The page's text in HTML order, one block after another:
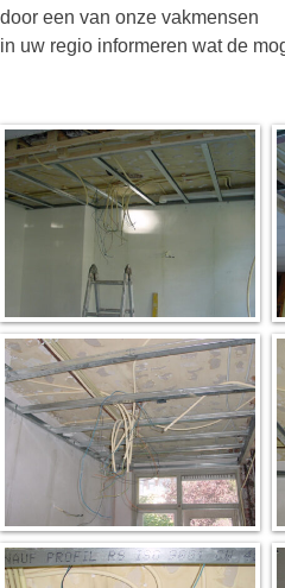
door een van onze vakmensen
in uw regio informeren wat de